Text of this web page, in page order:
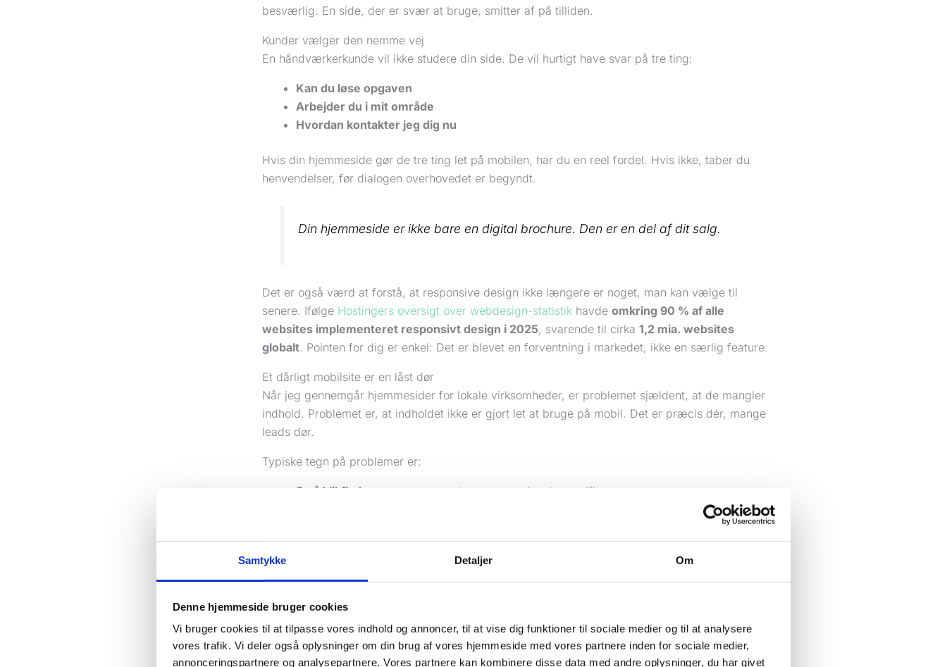
Samtykke Detaljer Om
Denne hjemmeside bruger cookies
Vi bruger cookies til at tilpasse vores indhold og annoncer, til at vise dig funktioner til sociale medier og til at analysere
vores trafik. Vi deler også oplysninger om din brug af vores hjemmeside med vores partnere inden for sociale medier,
annonceringspartnere og analysepartnere. Vores partnere kan kombinere disse data med andre oplysninger, du har givet
besværlig. En side, der er svær at bruge, smitter af på tilliden.
Kunder vælger den nemme vej
En håndværkerkunde vil ikke studere din side. De vil hurtigt have svar på tre ting:
Kan du løse opgaven
Arbejder du i mit område
Hvordan kontakter jeg dig nu
Hvis din hjemmeside gør de tre ting let på mobilen, har du en reel fordel. Hvis ikke, taber du
henvendelser, før dialogen overhovedet er begyndt.
Din hjemmeside er ikke bare en digital brochure. Den er en del af dit salg.
Det er også værd at forstå, at responsive design ikke længere er noget, man kan vælge til
senere. Ifølge Hostingers oversigt over webdesign-statistik havde omkring 90 % af alle
websites implementeret responsivt design i 2025, svarende til cirka 1,2 mia. websites
globalt. Pointen for dig er enkel: Det er blevet en forventning i markedet, ikke en særlig feature.
Et dårligt mobilsite er en låst dør
Når jeg gennemgår hjemmesider for lokale virksomheder, er problemet sjældent, at de mangler
indhold. Problemet er, at indholdet ikke er gjort let at bruge på mobil. Det er præcis dér, mange
leads dør.
Typiske tegn på problemer er:
Små klikflader
som er svære at ramme med en tommelfinger
Kontaktformularer der er irriterendeat udfylde på telefon
Manglende prioritering af telefonnummer og kontaktknap
Hvis din kunde først møder dig på mobilen, så er mobiloplevelsen din første medarbejder.
Hvad betyder responsive design helt konkret